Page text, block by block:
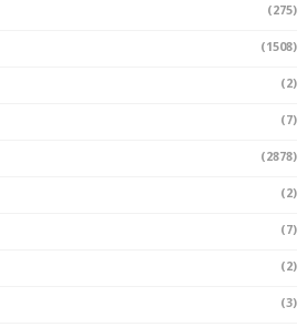
(275)
(1508)
(2)
(7)
(2878)
(2)
(7)
(2)
(3)